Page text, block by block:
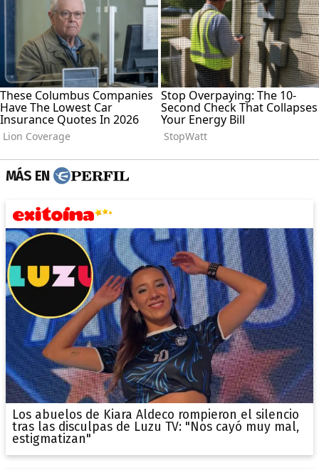
MÁS EN
Los abuelos de Kiara Aldeco rompieron el silencio
tras las disculpas de Luzu TV: "Nos cayó muy mal,
estigmatizan"